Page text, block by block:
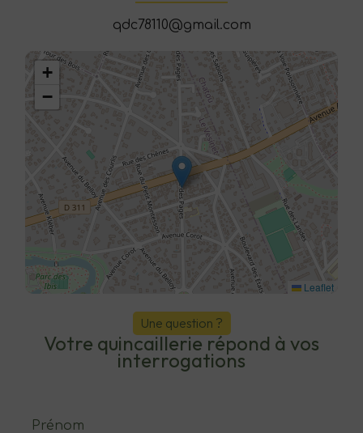
qdc78110@gmail.com
+
−
Leaflet
Une question ?
Votre quincaillerie répond à vos
interrogations